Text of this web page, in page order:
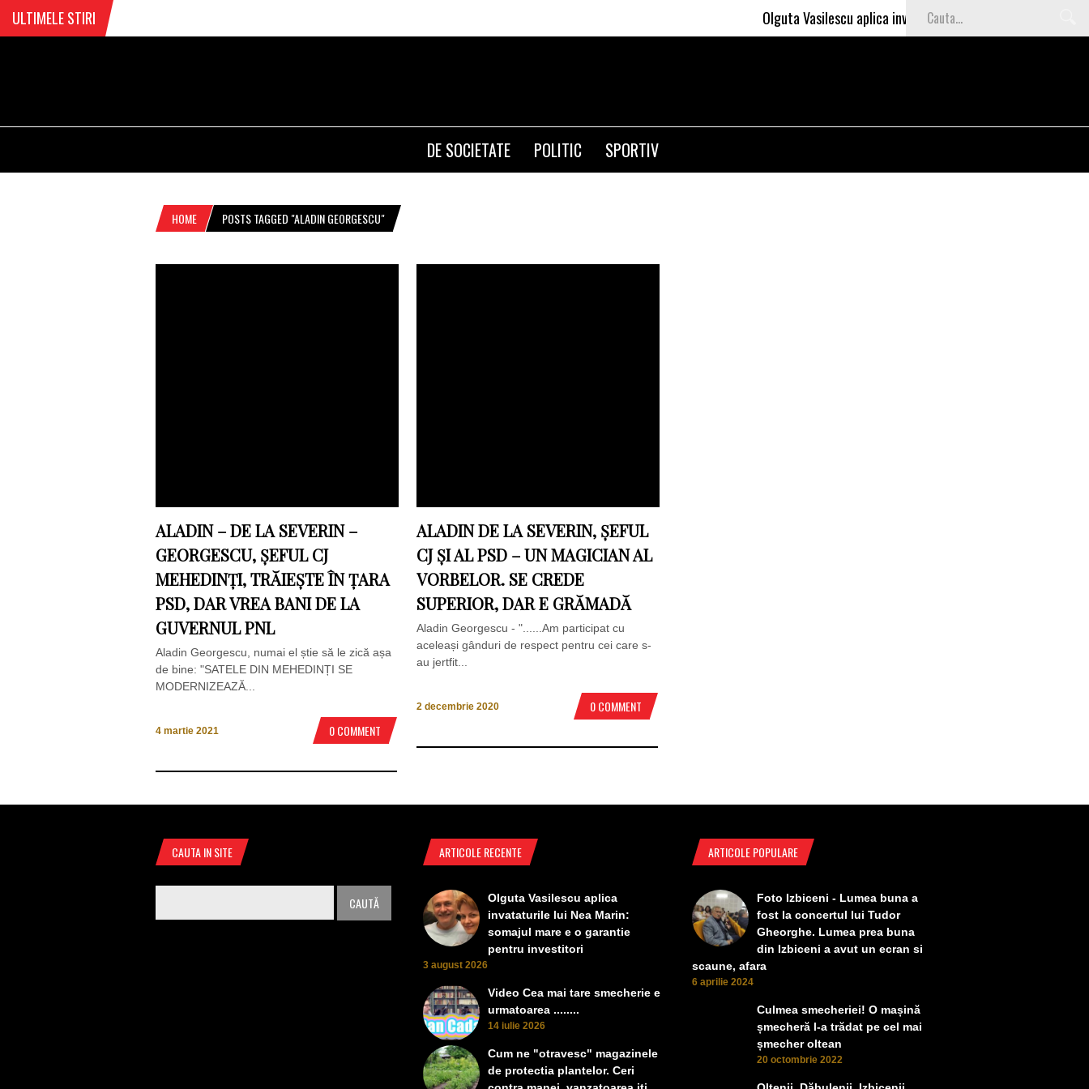
ULTIMELE STIRI Olguta Vasilescu aplica invataturile lui Nea Marin: somajul
DE SOCIETATE POLITIC SPORTIV
HOME POSTS TAGGED "ALADIN GEORGESCU"
ALADIN – DE LA SEVERIN –
GEORGESCU, ȘEFUL CJ
MEHEDINȚI, TRĂIEȘTE ÎN ȚARA
PSD, DAR VREA BANI DE LA
GUVERNUL PNL
Aladin Georgescu, numai el știe să le zică așa
de bine: "SATELE DIN MEHEDINȚI SE
MODERNIZEAZĂ...
4 martie 2021 0 COMMENT
ALADIN DE LA SEVERIN, ȘEFUL
CJ ȘI AL PSD – UN MAGICIAN AL
VORBELOR. SE CREDE
SUPERIOR, DAR E GRĂMADĂ
Aladin Georgescu - "......Am participat cu
aceleași gânduri de respect pentru cei care s-
au jertfit...
2 decembrie 2020 0 COMMENT
CAUTA IN SITE ARTICOLE RECENTE
Olguta Vasilescu aplica
invataturile lui Nea Marin:
somajul mare e o garantie
pentru investitori
3 august 2026
Video Cea mai tare smecherie e
urmatoarea ........
14 iulie 2026
Cum ne "otravesc" magazinele
de protectia plantelor. Ceri
ARTICOLE POPULARE
Foto Izbiceni - Lumea buna a
fost la concertul lui Tudor
Gheorghe. Lumea prea buna
din Izbiceni a avut un ecran si
scaune, afara
6 aprilie 2024
Culmea smecheriei! O mașină
șmecheră l-a trădat pe cel mai
șmecher oltean
20 octombrie 2022